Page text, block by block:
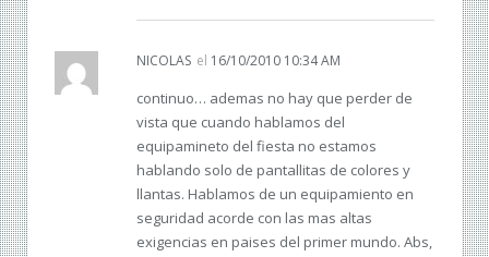
NICOLAS el 16/10/2010 10:34 AM
continuo… ademas no hay que perder de
vista que cuando hablamos del
equipamineto del fiesta no estamos
hablando solo de pantallitas de colores y
llantas. Hablamos de un equipamiento en
seguridad acorde con las mas altas
exigencias en paises del primer mundo. Abs,